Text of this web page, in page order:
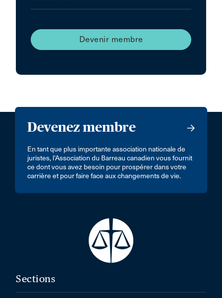
Devenir membre
Devenez membre
En tant que plus importante association nationale de
juristes, l’Association du Barreau canadien vous fournit
ce dont vous avez besoin pour prospérer dans votre
carrière et pour faire face aux changements de vie.
Sections